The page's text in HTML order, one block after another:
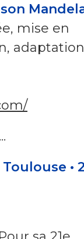
mise en
adaptation
•